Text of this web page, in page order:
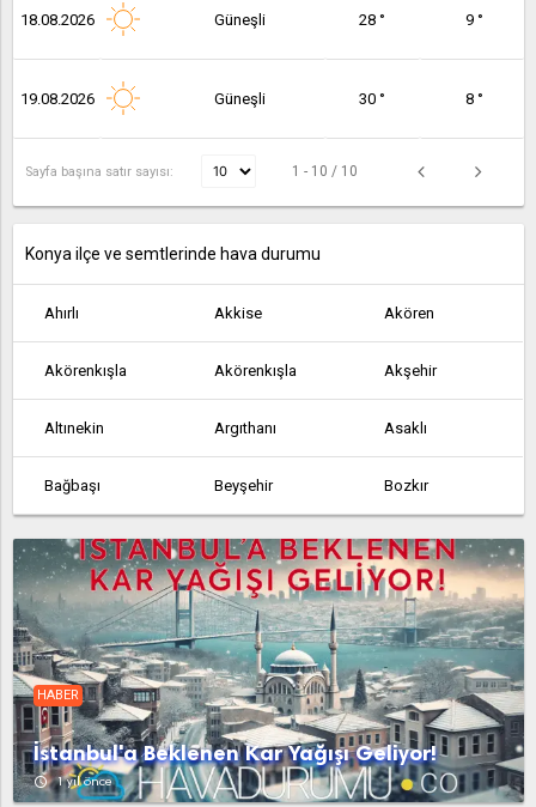
18.08.2026 Güneşli 28 ° 9 °
19.08.2026 Güneşli 30 ° 8 °
Sayfa başına satır sayısı: 1 - 10 / 10
Konya ilçe ve semtlerinde hava durumu
Ahırlı Akkise Akören
Akörenkışla Akörenkışla Akşehir
Altınekin Argıthanı Asaklı
Bağbaşı Beyşehir Bozkır
Çakmak Çeltik Çeşmelisebil
Cihanbeyli Çumra Derbent
Derebucak Dineksaray Doğanbey
Doğanhisar Dokuzatlı Emirgazi
Ereğli Gölören Hadim
HABER
İstanbul'a Beklenen Kar Yağışı Geliyor!
access_time 1 yıl önce